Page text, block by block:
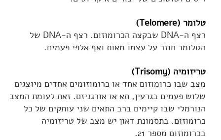
טלומר (Telomere)
רצף ה-DNA שבקצה הכרומוזום. רצף ה-DNA של
הטלומר חוזר על עצמו מאות ואף אלפי פעמים.
טריזומיה (Trisomy)
מצב שבו כרומוזום אחד או כרומוזומים אחדים מיוצגים
שלוש פעמים בגרעין, תא או אורגניזם. זאת לעומת המצב
הנורמלי שבו קיימים ברב התאים שני עותקים של כל
כרומוזום. בתסמונת דאון יש מצב של טריזומיה
בכרומוזום מספר 21.